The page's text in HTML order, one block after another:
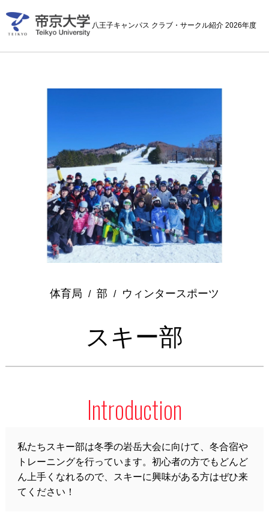
八王子キャンパス クラブ・サークル紹介 2026年度
体育局 / 部 / ウィンタースポーツ
スキー部
Introduction
私たちスキー部は冬季の岩岳大会に向けて、冬合宿や
トレーニングを行っています。初心者の方でもどんど
ん上手くなれるので、スキーに興味がある方はぜひ来
てください！